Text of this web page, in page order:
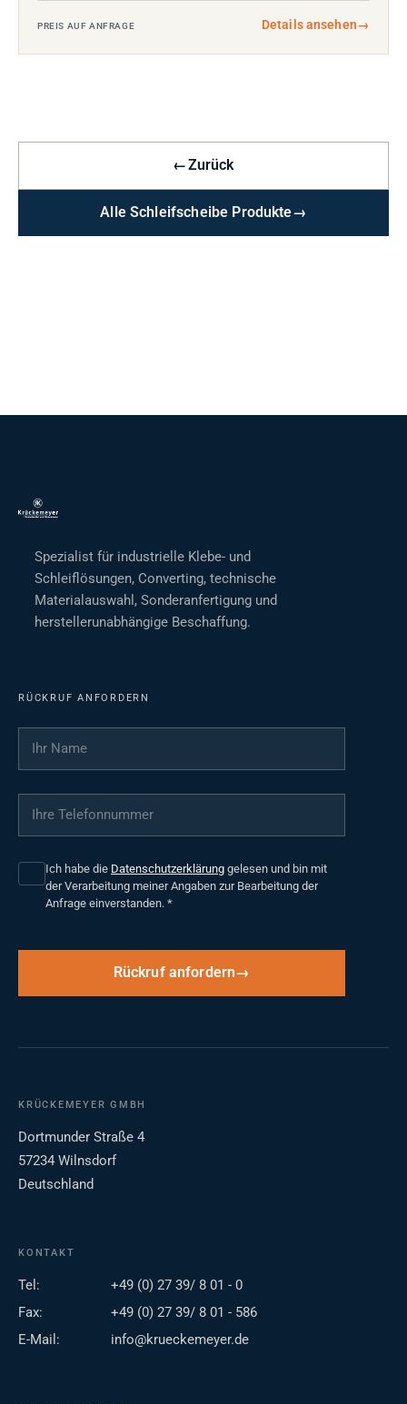
PREIS AUF ANFRAGE Details ansehen→
←Zurück
Alle Schleifscheibe Produkte→
Spezialist für industrielle Klebe- und
Schleiflösungen, Converting, technische
Materialauswahl, Sonderanfertigung und
herstellerunabhängige Beschaffung.
RÜCKRUF ANFORDERN
Ihr Name
Ihre Telefonnummer
Ich habe die Datenschutzerklärung gelesen und bin mit
der Verarbeitung meiner Angaben zur Bearbeitung der
Anfrage einverstanden. *
Rückruf anfordern
KRÜCKEMEYER GMBH
Dortmunder Straße 4
57234 Wilnsdorf
Deutschland
KONTAKT
Tel:
+49 (0) 27 39/ 8 01 - 0
Fax:
+49 (0) 27 39/ 8 01 - 586
E-Mail:
info@krueckemeyer.de